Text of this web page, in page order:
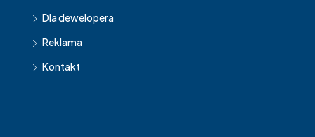
Dla dewelopera
Reklama
Kontakt